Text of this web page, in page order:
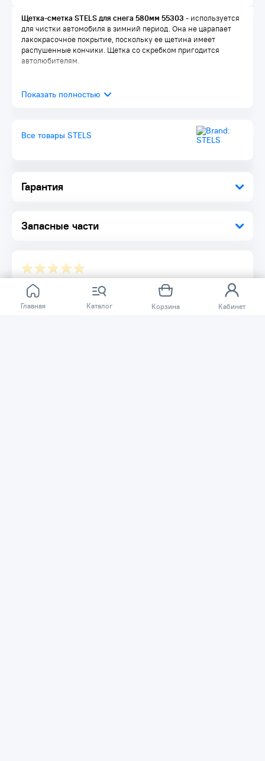
Главная Каталог Корзина Кабинет
Гарантия
Запасные части
Щетка-сметка STELS для снега 580мм 55303 - используется
для чистки автомобиля в зимний период. Она не царапает
лакокрасочное покрытие, поскольку ее щетина имеет
распушенные кончики. Щетка со скребком пригодится
автолюбителям.
Все товары STELS
Отзывов ещё нет.
Расскажите о товаре, который приобрели у нас.